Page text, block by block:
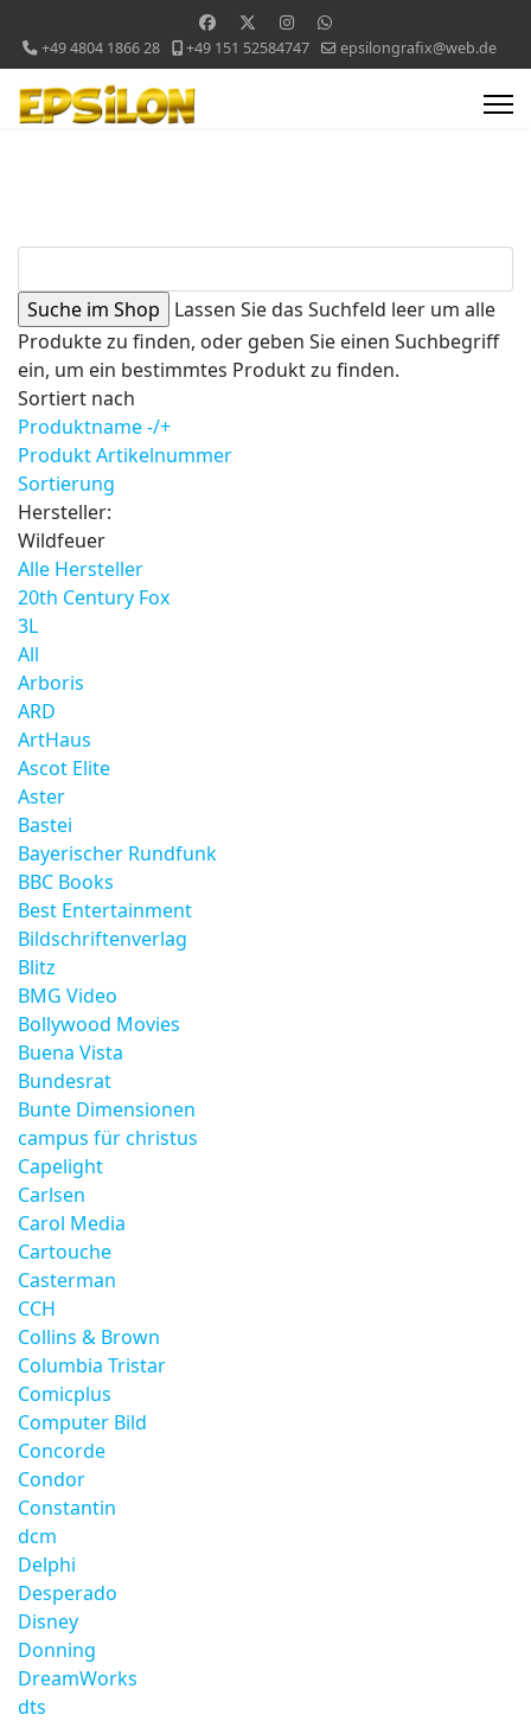
+49 4804 1866 28 +49 151 52584747 epsilongrafix@web.de
Lassen Sie das Suchfeld leer um alle
Produkte zu finden, oder geben Sie einen Suchbegriff
ein, um ein bestimmtes Produkt zu finden.
Sortiert nach
Produktname -/+
Produkt Artikelnummer
Sortierung
Hersteller:
Wildfeuer
Alle Hersteller
20th Century Fox
3L
All
Arboris
ARD
ArtHaus
Ascot Elite
Aster
Bastei
Bayerischer Rundfunk
BBC Books
Best Entertainment
Bildschriftenverlag
Blitz
BMG Video
Bollywood Movies
Buena Vista
Bundesrat
Bunte Dimensionen
campus für christus
Capelight
Carlsen
Carol Media
Cartouche
Casterman
CCH
Collins & Brown
Columbia Tristar
Comicplus
Computer Bild
Concorde
Condor
Constantin
dcm
Delphi
Desperado
Disney
Donning
DreamWorks
dts